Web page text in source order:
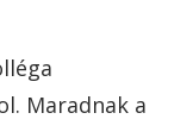
Maradnak a